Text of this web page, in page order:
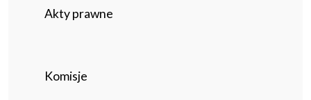
Akty prawne
Komisje